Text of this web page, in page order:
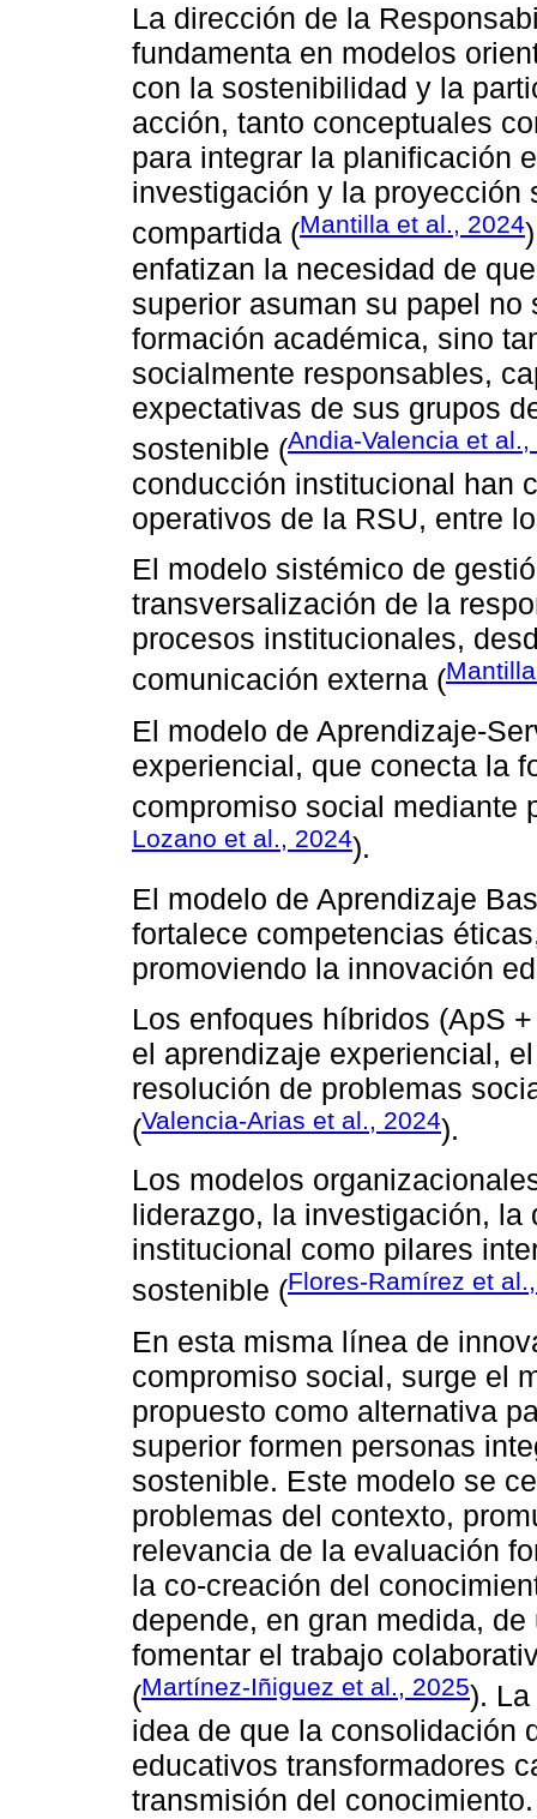
La dirección de la
fundamenta en modelos
con la sostenibilidad y la
acción, tanto conceptuales
para integrar la planificación
investigación y la
compartida (Mantilla et al., 2024
enfatizan la necesidad de
superior asuman su papel
formación académica, sino
socialmente responsables,
expectativas de sus grupos
sostenible (Andia-Valencia et al.,
conducción institucional han
operativos de la RSU, entre
El modelo sistémico de
transversalización de la
procesos institucionales,
comunicación externa (
El modelo de Aprendizaje-
experiencial, que conecta la
compromiso social mediante
Lozano et al., 2024).
El modelo de Aprendizaje
fortalece competencias
promoviendo la innovación
Los enfoques híbridos (ApS
el aprendizaje experiencial,
resolución de problemas
(Valencia-Arias et al., 2024).
Los modelos
liderazgo, la investigación,
institucional como pilares
sostenible (Flores-Ramírez et
En esta misma línea de
compromiso social, surge el
propuesto como alternativa
superior formen personas
sostenible. Este modelo se
problemas del contexto,
relevancia de la evaluación
la co-creación del
depende, en gran medida,
fomentar el trabajo
(Martínez-Iñiguez et al., 2025).
idea de que la consolidación
educativos transformadores
transmisión del conocimiento.